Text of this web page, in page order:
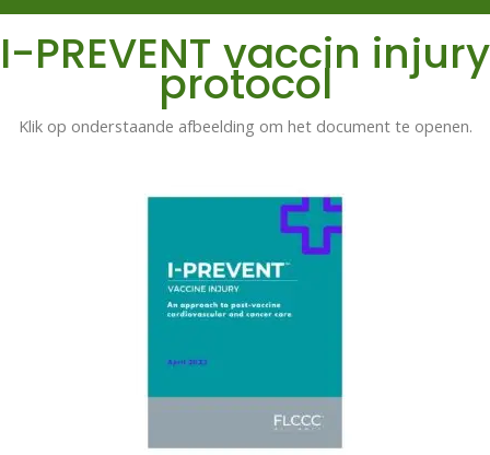
I-PREVENT vaccin injury
protocol
Klik op onderstaande afbeelding om het document te openen.